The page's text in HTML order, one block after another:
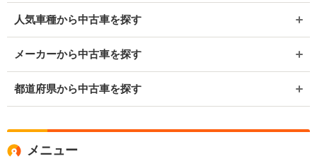
人気車種から中古車を探す
メーカーから中古車を探す
都道府県から中古車を探す
メニュー